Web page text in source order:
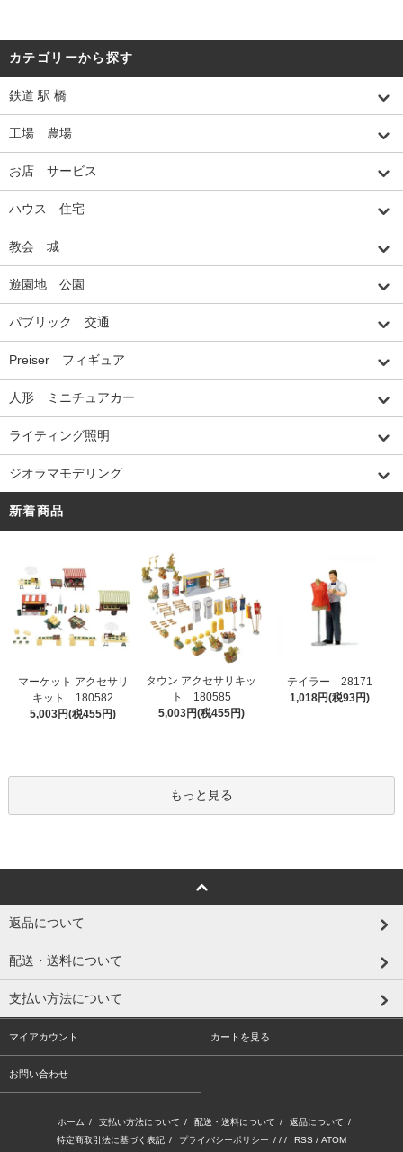
カテゴリーから探す
鉄道 駅 橋
工場 農場
お店 サービス
ハウス 住宅
教会 城
遊園地 公園
パブリック 交通
Preiser フィギュア
人形 ミニチュアカー
ライティング照明
ジオラマモデリング
新着商品
マーケット アクセサリ
キット 180582
5,003円(税455円)
タウン アクセサリキッ
ト 180585
5,003円(税455円)
テイラー 28171
1,018円(税93円)
もっと見る
返品について
配送・送料について
支払い方法について
マイアカウント カートを見る
お問い合わせ
ホーム / 支払い方法について / 配送・送料について / 返品について /
特定商取引法に基づく表記 / プライバシーポリシー / / / RSS / ATOM